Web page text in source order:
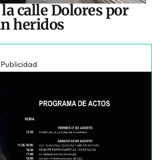
calle Dolores por
heridos
Publicidad